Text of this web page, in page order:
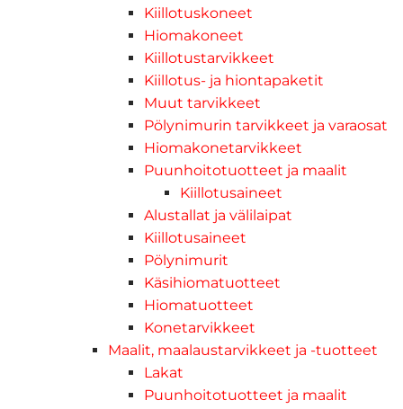
Kiillotuskoneet
Hiomakoneet
Kiillotustarvikkeet
Kiillotus- ja hiontapaketit
Muut tarvikkeet
Pölynimurin tarvikkeet ja varaosat
Hiomakonetarvikkeet
Puunhoitotuotteet ja maalit
Kiillotusaineet
Alustallat ja välilaipat
Kiillotusaineet
Pölynimurit
Käsihiomatuotteet
Hiomatuotteet
Konetarvikkeet
Maalit, maalaustarvikkeet ja -tuotteet
Lakat
Puunhoitotuotteet ja maalit